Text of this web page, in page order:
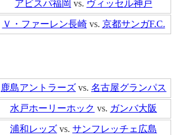
アビスパ福岡 vs. ヴィッセル神戸
Ｖ・ファーレン長崎vs. 京都サンガF.C.
鹿島アントラーズ vs. 名古屋グランパス
水戸ホーリーホック vs. ガンバ大阪
浦和レッズ vs. サンフレッチェ広島